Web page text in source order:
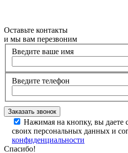
Оставьте контакты
и мы вам перезвоним
Введите ваше имя
Введите телефон
Нажимая на кнопку, вы даете
своих персональных данных и
конфиденциальности
Спасибо!